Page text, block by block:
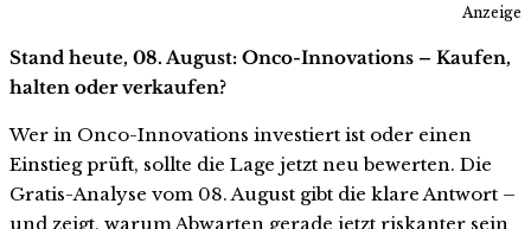
Anzeige
Stand heute, 08. August: Onco-Innovations – Kaufen,
halten oder verkaufen?
Wer in Onco-Innovations investiert ist oder einen
Einstieg prüft, sollte die Lage jetzt neu bewerten. Die
Gratis-Analyse vom 08. August gibt die klare Antwort –
und zeigt, warum Abwarten gerade jetzt riskanter sein